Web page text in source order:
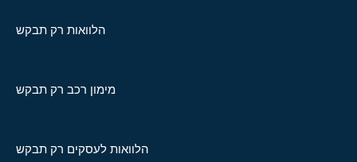
הלוואות רק תבקש
מימון רכב רק תבקש
הלוואות לעסקים רק תבקש